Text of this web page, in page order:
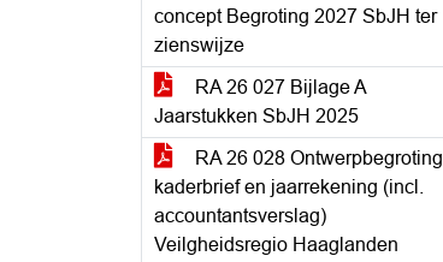
concept Begroting 2027 SbJH ter
zienswijze
RA 26 027 Bijlage A
Jaarstukken SbJH 2025
RA 26 028 Ontwerpbegroting,
kaderbrief en jaarrekening (incl.
accountantsverslag)
Veilgheidsregio Haaglanden